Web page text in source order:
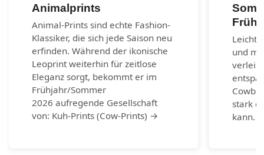
Animalprints
Animal-Prints sind echte Fashion-
Klassiker, die sich jede Saison neu
erfinden. Während der ikonische
Leoprint weiterhin für zeitlose
Eleganz sorgt, bekommt er im
Frühjahr/Sommer
2026 aufregende Gesellschaft
von: Kuh-Prints (Cow-Prints) →
und
stark
kann.